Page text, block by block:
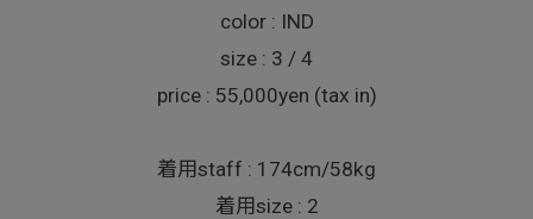
color : IND
size : 3 / 4
price : 55,000yen (tax in)
着用staff : 174cm/58kg
着用size : 2